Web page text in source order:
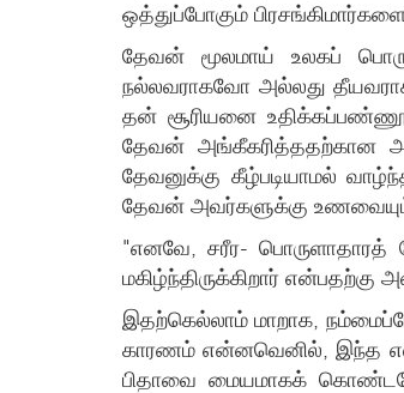
ஒத்துப்போகும்
தேவன் மூலமாய் உலகப்
நல்லவராகவோ அல்லது
தன் சூரியனை
தேவன் அங்கீகரித்ததற்கான
தேவனுக்கு கீழ்படியாமல்
தேவன் அவர்களுக்கு
"எனவே, சரீர- பொருளாதாரத்
மகிழ்ந்திருக்கிறார்
இதற்கெல்லாம் மாறாக,
காரணம் என்னவெனில், இந்த
பிதாவை மையமாகக்